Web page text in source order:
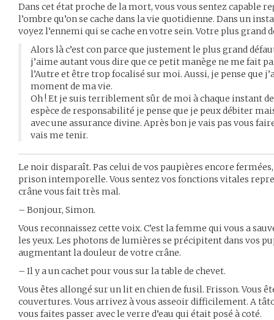
Dans cet état proche de la mort, vous vous sentez capable
l’ombre qu’on se cache dans la vie quotidienne. Dans un
voyez l’ennemi qui se cache en votre sein. Votre plus grand
Alors là c’est con parce que justement le plus grand
j’aime autant vous dire que ce petit manège ne me fait
l’Autre et être trop focalisé sur moi. Aussi, je pense que
moment de ma vie.
Oh ! Et je suis terriblement sûr de moi à chaque instant de
espèce de responsabilité je pense que je peux débiter
avec une assurance divine. Après bon je vais pas vous
vais me tenir.
Le noir disparaît. Pas celui de vos paupières encore
prison intemporelle. Vous sentez vos fonctions vitales
crâne vous fait très mal.
– Bonjour, Simon.
Vous reconnaissez cette voix. C’est la femme qui vous a
les yeux. Les photons de lumières se précipitent dans vos
augmentant la douleur de votre crâne.
– Il y a un cachet pour vous sur la table de chevet.
Vous êtes allongé sur un lit en chien de fusil. Frisson. Vous
couvertures. Vous arrivez à vous asseoir difficilement. A
vous faites passer avec le verre d’eau qui était posé à coté.